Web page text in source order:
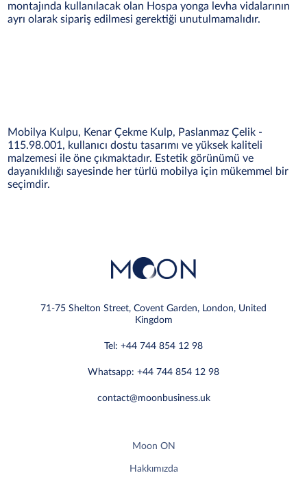
montajında kullanılacak olan Hospa yonga levha vidalarının
ayrı olarak sipariş edilmesi gerektiği unutulmamalıdır.
Mobilya Kulpu, Kenar Çekme Kulp, Paslanmaz Çelik -
115.98.001, kullanıcı dostu tasarımı ve yüksek kaliteli
malzemesi ile öne çıkmaktadır. Estetik görünümü ve
dayanıklılığı sayesinde her türlü mobilya için mükemmel bir
seçimdir.
71-75 Shelton Street, Covent Garden, London, United
Kingdom
Tel: +44 744 854 12 98
Whatsapp: +44 744 854 12 98
contact@moonbusiness.uk
Moon ON
Hakkımızda